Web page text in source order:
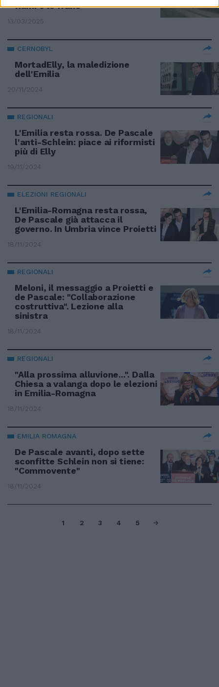
fiumi e le frane
13/03/2025
CERNOBYL
MortadElly, la maledizione
dell'Emilia
20/11/2024
REGIONALI
L'Emilia resta rossa. De Pascale
l'anti-Schlein: piace ai riformisti
più di Elly
19/11/2024
ELEZIONI REGIONALI
L'Emilia-Romagna resta rossa,
De Pascale già attacca il
governo. In Umbria vince Proietti
18/11/2024
REGIONALI
Meloni, il messaggio a Proietti e
de Pascale: "Collaborazione
costruttiva". Lezione alla
sinistra
18/11/2024
REGIONALI
"Alla prossima alluvione...". Dalla
Chiesa a valanga dopo le elezioni
in Emilia-Romagna
18/11/2024
EMILIA ROMAGNA
De Pascale avanti, dopo sette
sconfitte Schlein non si tiene:
"Commovente"
18/11/2024
1 2 3 4 5